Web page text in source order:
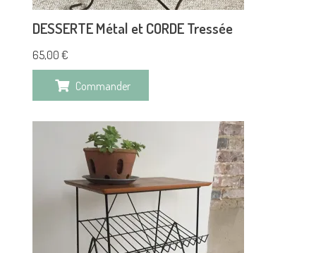
DESSERTE Métal et CORDE Tressée
65,00 €
Commander